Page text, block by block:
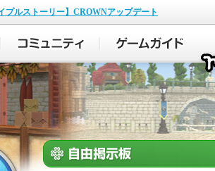
プルストーリー】CROWNアップデート